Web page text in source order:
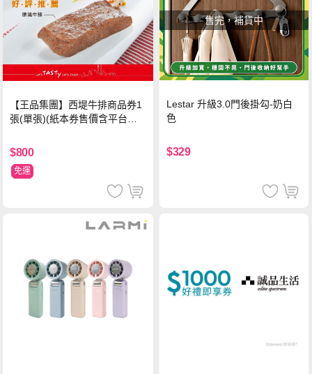
【王品集團】西堤牛排商品券1
張(單張)(紙本券售價含平台物
$800
免運
售完，補貨中
Lestar 升級3.0門後掛勾-奶白
色
$329